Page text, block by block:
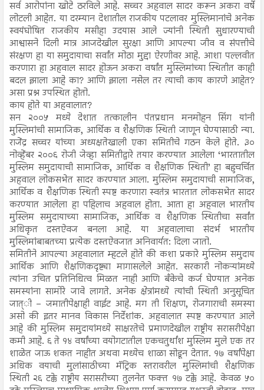
सर्व आरोपांना खोटे ठरविले आहे. सच्चर अहवाल सादर करून अकरा वर्षे
लोटली आहेत. या दरम्यान देशातील राजकीय पटलावर मुस्लिमानांचे अनेक
स्वयंघोषित राजकीय मसीहा उदयास आले ज्यांनी स्थिती सुधारण्याची
आश्वासने दिली मात्र आजदेखील सुरक्षा आणि आपल्या जीव व संपत्तीचे
संरक्षण हा या समुदायाचा सर्वांत मोठा मुद्दा ऐरणीवर आहे. आशा पल्लवीत
करणारा हा अहवाल सादर होऊन अकरा वर्षांत मुस्लिमांच्या स्थितीत काही
बदल झाला आहे का? आणि झाला नसेल तर त्याची काय कारणे आहेत?
असा प्रश्न उपस्थित होतो.
काय होते या अहवालात?
सन २००५ मध्ये देशात तत्कालीन पंतप्रधान मनमोहन सिंग यांनी
मुस्लिमांची सामाजिक, आर्थिक व शैक्षणिक स्थिती जाणून घेण्यासाठी न्या.
राजेंद्र सच्चर यांच्या अध्यक्षतेखाली एका समितीचे गठन केले होते. ३०
नोव्हेंबर २००६ रोजी जेव्हा समितीद्वारे तयार करण्यात आलेला ‘भारतातील
मुस्लिम समुदायाची सामाजिक, आर्थिक व शैक्षणिक स्थिती’ हा बहुचर्चित
अहवाल लोकसभेत सादर करण्यात आला. मुस्लिम समुदायाची सामाजिक,
आर्थिक व शैक्षणिक स्थिती स्पष्ट करणारा स्वतंत्र भारतात लोकसभेत सादर
करण्यात आलेला हा पहिलाच अहवाल होता. आता हा अहवाल भारतीय
मुस्लिम समुदायाच्या सामाजिक, आर्थिक व शैक्षणिक स्थितीचा सर्वांत
अधिकृत दस्तऐवज बनला आहे. या अहवालाचा संदर्भ भारतीय
मुस्लिमांबाबतच्या प्रत्येक दस्तऐवजात अनिवार्यत: दिला जातो.
समितीने आपल्या अहवालात म्हटले होते की कशा प्रकारे मुस्लिम समुदाय
आर्थिक आणि शैक्षणिकदृष्ट्या मागासलेले आहेत. सरकारी नोकऱ्यांमध्ये
त्यांना उचित प्रतिनिधित्व मिळत नाही आणि बँकेचे कर्ज घेण्यात अनेक
समस्यांना सामोरे जावे लागते. अनेक क्षेत्रांमध्ये त्यांची स्थिती अनुसूचित
जात्ी – जमातीपेक्षाही वाईट आहे. मग ती शिक्षण, रोजगाराची समस्या
असो की इतर मानव विकास निर्देशांक. अहवालात स्पष्ट करण्यात आले
आहे की मुस्लिम समुदायांमध्ये साक्षरतेचे प्रमाणदेखील राष्ट्रीय सरासरीपेक्षा
कमी आहे. ६ ते १४ वर्षांच्या वयोगटातील एकचतुर्थांश मुस्लिम मुले एक तर
शाळेत जाऊ शकत नाहीत अथवा मध्येच शाळा सोडून देतात. १७ वर्षांपेक्षा
अधिक वयाची मुलांसाठीच्या मॅट्रिक स्तरावरील मुस्लिमांची शैक्षणिक
स्थिती २६ टक्के राष्ट्रीय सरासरीच्या तुलनेत फक्त १७ टक्के आहे. केवळ ५०